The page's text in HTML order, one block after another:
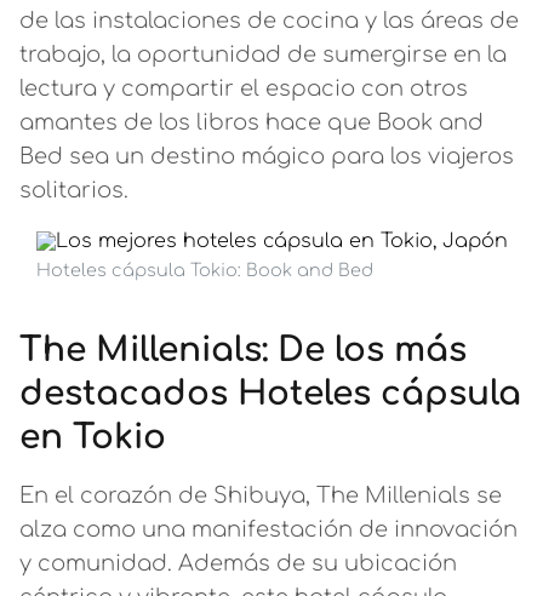
de las instalaciones de cocina y las áreas de
trabajo, la oportunidad de sumergirse en la
lectura y compartir el espacio con otros
amantes de los libros hace que Book and
Bed sea un destino mágico para los viajeros
solitarios.
Hoteles cápsula Tokio: Book and Bed
The Millenials: De los más
destacados Hoteles cápsula
en Tokio
En el corazón de Shibuya, The Millenials se
alza como una manifestación de innovación
y comunidad. Además de su ubicación